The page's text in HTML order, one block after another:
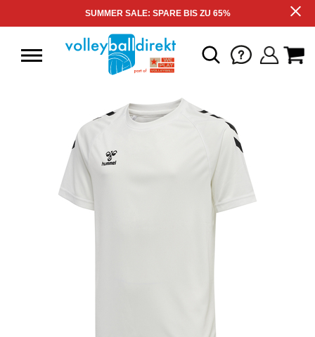
SUMMER SALE: SPARE BIS ZU 65%